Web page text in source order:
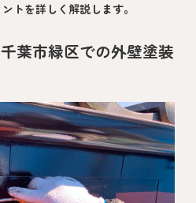
トを詳しく解説します。
葉市緑区での外壁塗装